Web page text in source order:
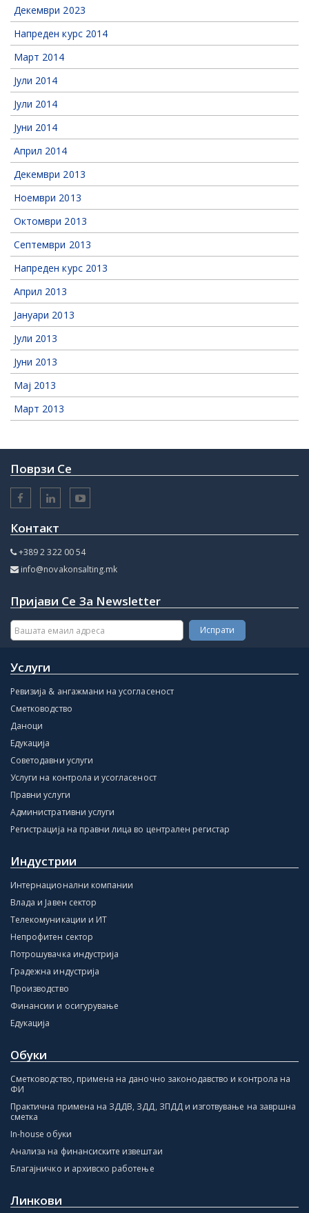
Декември 2023
Напреден курс 2014
Март 2014
Јули 2014
Јули 2014
Јуни 2014
Април 2014
Декември 2013
Ноември 2013
Октомври 2013
Септември 2013
Напреден курс 2013
Април 2013
Јануари 2013
Јули 2013
Јуни 2013
Мај 2013
Март 2013
Поврзи Се
Контакт
+389 2 322 00 54
info@novakonsalting.mk
Пријави Се За Newsletter
Услуги
Ревизија & ангажмани на усогласеност
Сметководство
Даноци
Едукација
Советодавни услуги
Услуги на контрола и усогласеност
Правни услуги
Административни услуги
Регистрација на правни лица во централен регистар
Индустрии
Интернационални компании
Влада и Јавен сектор
Телекомуникации и ИТ
Непрофитен сектор
Потрошувачка индустрија
Градежна индустрија
Производство
Финансии и осигурување
Едукација
Обуки
Сметководство, примена на даночно законодавство и контрола на
ФИ
Практична примена на ЗДДВ, ЗДД, ЗПДД и изготвување на завршна
сметка
In-house обуки
Анализа на финансиските извештаи
Благајничко и архивско работење
Линкови